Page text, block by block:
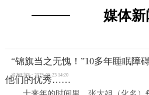
媒体新
“锦旗当之无愧！”10多年睡眠障
他们的优秀……
发布时间：2025-05-23 14:20